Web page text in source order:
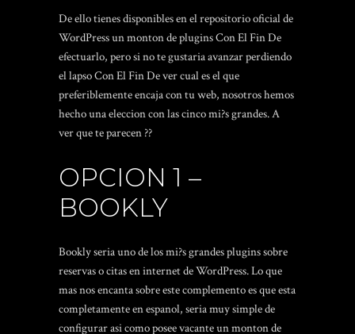
De ello tienes disponibles en el repositorio oficial de
WordPress un monton de plugins Con El Fin De
efectuarlo, pero si no te gustaria avanzar perdiendo
el lapso Con El Fin De ver cual es el que
preferiblemente encaja con tu web, nosotros hemos
hecho una eleccion con las cinco mi?s grandes. A
ver que te parecen ??
OPCION 1 –
BOOKLY
Bookly seri­a uno de los mi?s grandes plugins sobre
reservas o citas en internet de WordPress. Lo que
mas nos encanta sobre este complemento es que esta
completamente en espanol, seri­a muy simple de
configurar asi­ como posee vacante un monton de